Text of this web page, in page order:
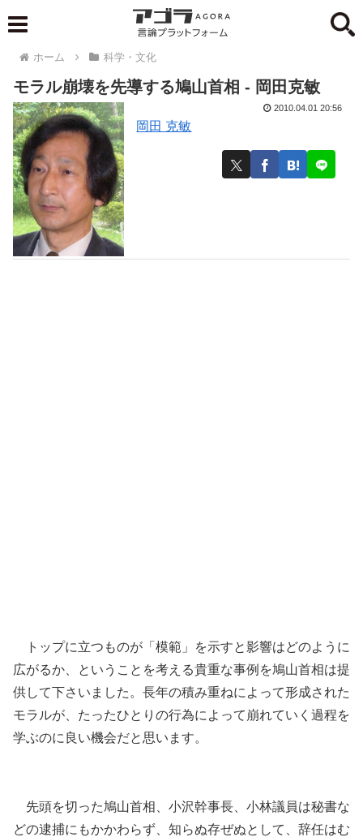
ホーム 科学・文化
モラル崩壊を先導する鳩山首相 - 岡田克敏
岡田 克敏
2010.04.01 20:56
トップに立つものが「模範」を示すと影響はどのように
広がるか、ということを考える貴重な事例を鳩山首相は提
供して下さいました。長年の積み重ねによって形成された
モラルが、たったひとりの行為によって崩れていく過程を
学ぶのに良い機会だと思います。
先頭を切った鳩山首相、小沢幹事長、小林議員は秘書な
どの逮捕にもかかわらず、知らぬ存ぜぬとして、辞任はむ